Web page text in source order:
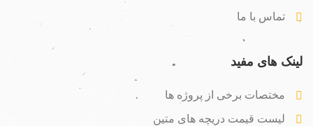
تماس با ما
لینک های مفید
مختصات برخی از پروژه ها
لیست قیمت دریچه های متین